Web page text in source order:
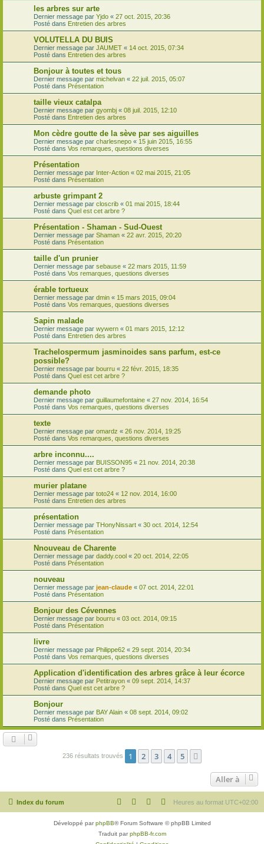
les arbres sur arte
Dernier message par Yjdo « 27 oct. 2015, 20:36
Posté dans Entretien des arbres
VOLUTELLA DU BUIS
Dernier message par JAUMET « 14 oct. 2015, 07:34
Posté dans Entretien des arbres
Bonjour à toutes et tous
Dernier message par michelvan « 22 juil. 2015, 05:07
Posté dans Présentation
taille vieux catalpa
Dernier message par gyombj « 08 juil. 2015, 12:10
Posté dans Entretien des arbres
Mon cèdre goutte de la sève par ses aiguilles
Dernier message par charlesnepo « 15 juin 2015, 16:55
Posté dans Vos remarques, questions diverses
Présentation
Dernier message par Inter-Action « 02 mai 2015, 21:05
Posté dans Présentation
arbuste grimpant 2
Dernier message par closcrib « 01 mai 2015, 18:44
Posté dans Quel est cet arbre ?
Présentation - Shaman - Sud-Ouest
Dernier message par Shaman « 22 avr. 2015, 20:20
Posté dans Présentation
taille d'un prunier
Dernier message par sebause « 22 mars 2015, 11:59
Posté dans Vos remarques, questions diverses
érable tortueux
Dernier message par dmin « 15 mars 2015, 09:04
Posté dans Vos remarques, questions diverses
Sapin malade
Dernier message par wywern « 01 mars 2015, 12:12
Posté dans Entretien des arbres
Trachelospermum jasminoides sans parfum, est-ce
possible?
Dernier message par bourru « 22 févr. 2015, 18:35
Posté dans Quel est cet arbre ?
demande photo
Dernier message par guillaumefontaine « 27 nov. 2014, 16:54
Posté dans Vos remarques, questions diverses
texte
Dernier message par omardz « 26 nov. 2014, 19:25
Posté dans Vos remarques, questions diverses
arbre inconnu....
Dernier message par BUISSON95 « 21 nov. 2014, 20:38
Posté dans Quel est cet arbre ?
murier platane
Dernier message par toto24 « 12 nov. 2014, 16:00
Posté dans Entretien des arbres
présentation
Dernier message par THonyNissart « 30 oct. 2014, 12:54
Posté dans Présentation
Nnouveau de Charente
Dernier message par daddy.cool « 20 oct. 2014, 22:05
Posté dans Présentation
nouveau
Dernier message par jean-claude « 07 oct. 2014, 22:01
Posté dans Présentation
Bonjour des Cévennes
Dernier message par bourru « 03 oct. 2014, 09:15
Posté dans Présentation
livre
Dernier message par Philippe62 « 29 sept. 2014, 20:34
Posté dans Vos remarques, questions diverses
Application d'identification des arbres grâce à leur écorce
Dernier message par Petitrayon « 09 sept. 2014, 14:37
Posté dans Quel est cet arbre ?
Bonjour
Dernier message par BAY Alain « 08 sept. 2014, 09:02
Posté dans Présentation
236 résultats trouvés 1 2 3 4 5
Aller à
Index du forum Heures au format UTC+02:00
Développé parphpBB® Forum Software © phpBB Limited
Traduit parphpBB-fr.com